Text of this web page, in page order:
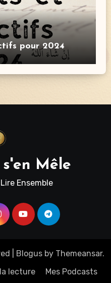
pour 2024
Mêle
Ensemble
Blogusby Themeansar.
lecture Mes Podcasts